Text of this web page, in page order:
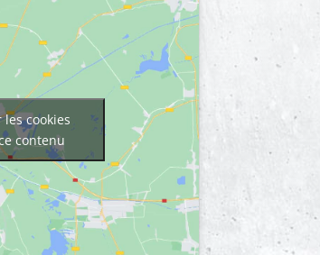
cookies
contenu